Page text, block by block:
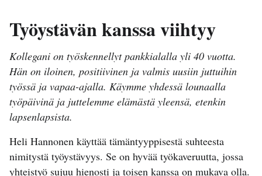
Työystävän kanssa viihtyy
Kollegani on työskennellyt pankkialalla yli 40 vuotta.
Hän on iloinen, positiivinen ja valmis uusiin juttuihin
työssä ja vapaa-ajalla. Käymme yhdessä lounaalla
työpäivinä ja juttelemme elämästä yleensä, etenkin
lapsenlapsista.
Heli Hannonen käyttää tämäntyyppisestä suhteesta
nimitystä työystävyys. Se on hyvää työkaveruutta, jossa
yhteistyö sujuu hienosti ja toisen kanssa on mukava olla.